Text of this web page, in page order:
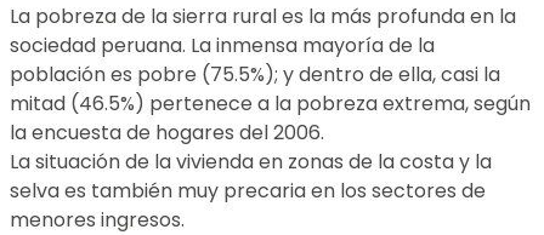
La pobreza de la sierra rural es la más profunda en la
sociedad peruana. La inmensa mayoría de la
población es pobre (75.5%); y dentro de ella, casi la
mitad (46.5%) pertenece a la pobreza extrema, según
la encuesta de hogares del 2006.
La situación de la vivienda en zonas de la costa y la
selva es también muy precaria en los sectores de
menores ingresos.